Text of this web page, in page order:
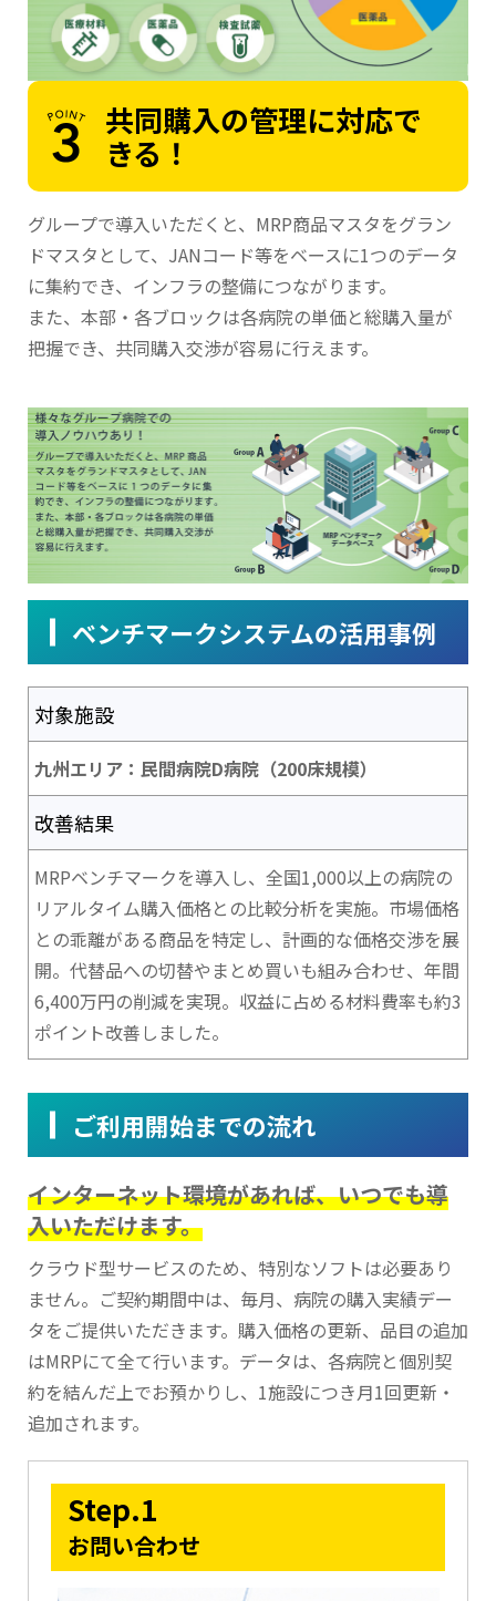
共同購入の管理に対応で
きる！
グループで導入いただくと、MRP商品マスタをグラン
ドマスタとして、JANコード等をベースに1つのデータ
に集約でき、インフラの整備につながります。
また、本部・各ブロックは各病院の単価と総購入量が
把握でき、共同購入交渉が容易に行えます。
ベンチマークシステムの活用事例
対象施設
九州エリア：民間病院D病院（200床規模）
改善結果
MRPベンチマークを導入し、全国1,000以上の病院の
リアルタイム購入価格との比較分析を実施。市場価格
との乖離がある商品を特定し、計画的な価格交渉を展
開。代替品への切替やまとめ買いも組み合わせ、年間
6,400万円の削減を実現。収益に占める材料費率も約3
ポイント改善しました。
ご利用開始までの流れ
インターネット環境があれば、いつでも導
入いただけます。
クラウド型サービスのため、特別なソフトは必要あり
ません。ご契約期間中は、毎月、病院の購入実績デー
タをご提供いただきます。購入価格の更新、品目の追加
はMRPにて全て行います。データは、各病院と個別契
約を結んだ上でお預かりし、1施設につき月1回更新・
追加されます。
Step.1
お問い合わせ